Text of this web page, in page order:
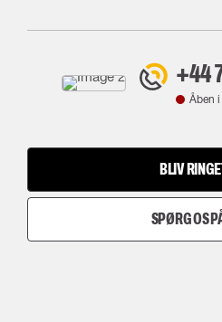
+44
Åben
BLIV
SPØRG OS